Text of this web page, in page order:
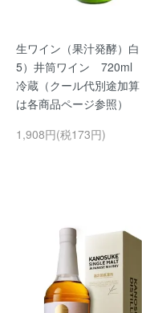
生ワイン（果汁発酵）
5）井筒ワイン
冷蔵（クール代別途加
は各商品ページ参照）
1,908円(税173円)